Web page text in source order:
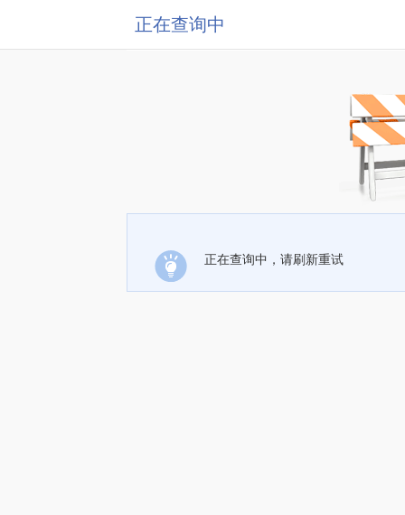
正在查询中
正在查询中，请刷新重试